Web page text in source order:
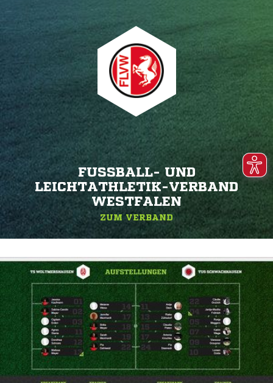
FUSSBALL- UND L
EICHTATHLETIK-VERBAND W
ESTFALEN
ZUM VERBAND